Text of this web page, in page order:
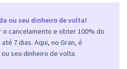
ou seu dinheiro de volta!
cancelamento e obter 100% do
7 dias. Aqui, no Gran, é
seu dinheiro de volta.